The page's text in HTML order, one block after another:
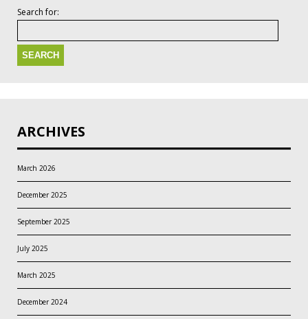
Search for:
ARCHIVES
March 2026
December 2025
September 2025
July 2025
March 2025
December 2024